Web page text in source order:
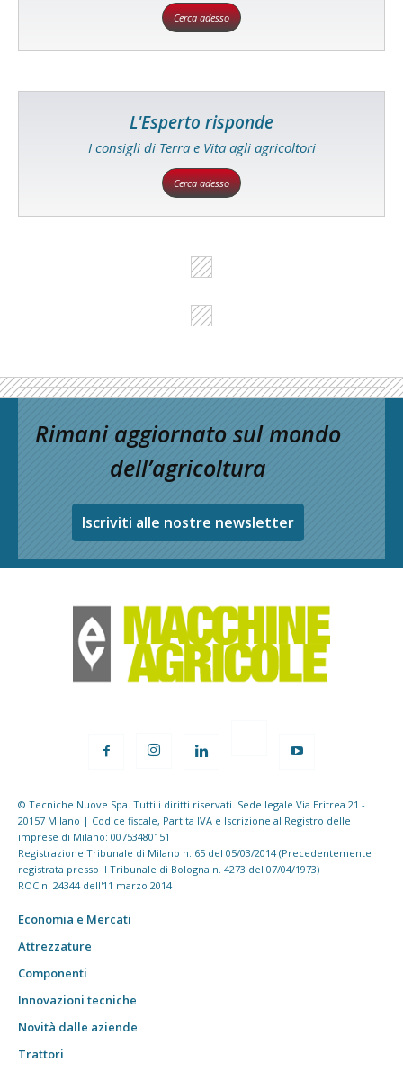
Cerca adesso
L'Esperto risponde
I consigli di Terra e Vita agli agricoltori
Cerca adesso
Rimani aggiornato sul mondo
dell’agricoltura
Iscriviti alle nostre newsletter
© Tecniche Nuove Spa. Tutti i diritti riservati. Sede legale Via Eritrea 21 -
20157 Milano | Codice fiscale, Partita IVA e Iscrizione al Registro delle
imprese di Milano: 00753480151
Registrazione Tribunale di Milano n. 65 del 05/03/2014 (Precedentemente
registrata presso il Tribunale di Bologna n. 4273 del 07/04/1973)
ROC n. 24344 dell'11 marzo 2014
Economia e Mercati
Attrezzature
Componenti
Innovazioni tecniche
Novità dalle aziende
Trattori